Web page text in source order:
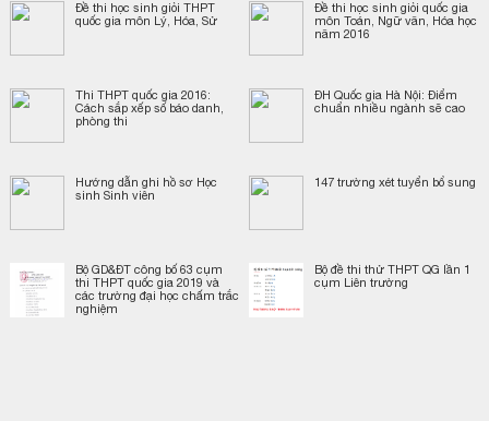
Đề thi học sinh giỏi THPT
quốc gia môn Lý, Hóa, Sử
Đề thi học sinh giỏi quốc gia
môn Toán, Ngữ văn, Hóa học
năm 2016
Thi THPT quốc gia 2016:
Cách sắp xếp số báo danh,
phòng thi
ĐH Quốc gia Hà Nội: Điểm
chuẩn nhiều ngành sẽ cao
Hướng dẫn ghi hồ sơ Học
sinh Sinh viên
147 trường xét tuyển bổ sung
Bộ GD&ĐT công bố 63 cụm
thi THPT quốc gia 2019 và
các trường đại học chấm trắc
nghiệm
Bộ đề thi thử THPT QG lần 1
cụm Liên trường